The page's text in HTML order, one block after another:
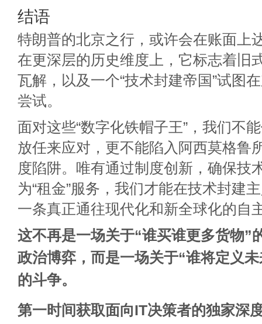
结语
特朗普的北京之行，或许会在账面上
在更深层的历史维度上，它标志着旧
瓦解，以及一个“技术封建帝国”试图
尝试。
面对这些“数字化铁帽子王”，我们不
放任来应对，更不能陷入阿西莫格鲁
度陷阱。唯有通过制度创新，确保技
为“租金”服务，我们才能在技术封建
一条真正通往现代化和新全球化的自
这不再是一场关于“谁买谁更多货物”
政治博弈，而是一场关于“谁将定义
的斗争。
第一时间获取面向IT决策者的独家深